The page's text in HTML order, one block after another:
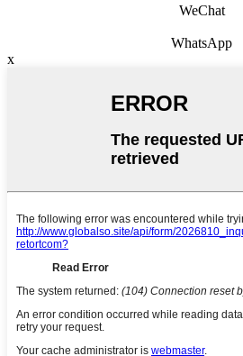
WeChat
WhatsApp
x